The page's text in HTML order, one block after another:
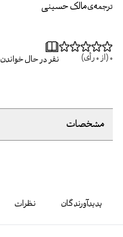
ترجمه‌یمالک حسینی
0 (از 0 رأی) نفر در حال خواندن
مشخصات
پدیدآورندگان نظرات